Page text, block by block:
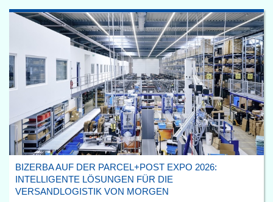
BIZERBA AUF DER PARCEL+POST EXPO 2026:
INTELLIGENTE LÖSUNGEN FÜR DIE
VERSANDLOGISTIK VON MORGEN